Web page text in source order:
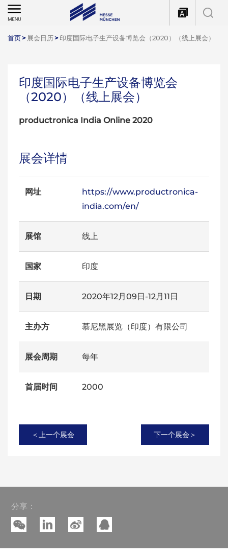
首页> 展会日历>印度国际电子生产设备博览会（2020）（线上展会）
印度国际电子生产设备博览会
（2020）（线上展会）
productronica India Online 2020
展会详情
网址
https://www.productronica-
india.com/en/
展馆 线上
国家 印度
日期 2020年12月09日-12月11日
主办方 慕尼黑展览（印度）有限公司
展会周期 每年
首届时间 2000
＜上一个展会 下一个展会＞
分享：